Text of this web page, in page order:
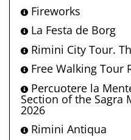
Fireworks
La Festa de Borg
Rimini City Tour.
Free Walking Tour
Percuotere la
Section of the Sagra
2026
Rimini Antiqua